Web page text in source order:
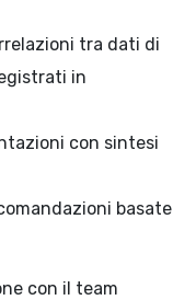
tra dati di
in
con sintesi
basate
con il team